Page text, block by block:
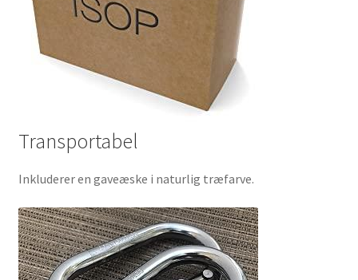
Transportabel
Inkluderer en gaveæske i naturlig træfarve.